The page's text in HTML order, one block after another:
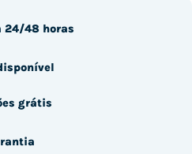
24/48 horas
grátis